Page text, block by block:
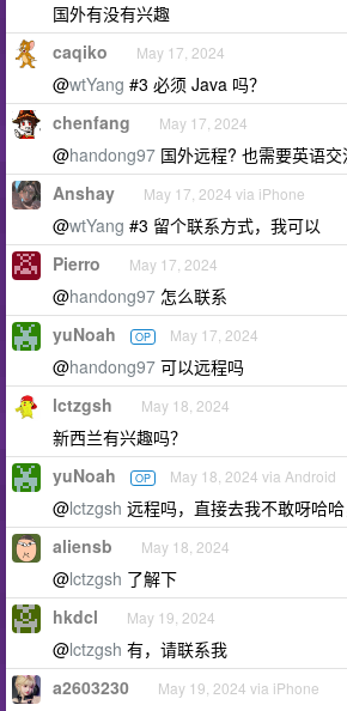
国外有没有兴趣
caqiko May 17, 2024
@wtYang #3 必须 Java 吗？
chenfang May 17, 2024
@handong97 国外远程? 也需要英语交
Anshay May 17, 2024 via iPhone
@wtYang #3 留个联系方式，我可以
Pierro May 17, 2024
@handong97 怎么联系
yuNoah OP May 17, 2024
@handong97 可以远程吗
lctzgsh May 18, 2024
新西兰有兴趣吗？
yuNoah OP May 18, 2024 via Android
@lctzgsh 远程吗，直接去我不敢呀哈
aliensb May 18, 2024
@lctzgsh 了解下
hkdcl May 19, 2024
@lctzgsh 有，请联系我
a2603230 May 19, 2024 via iPhone